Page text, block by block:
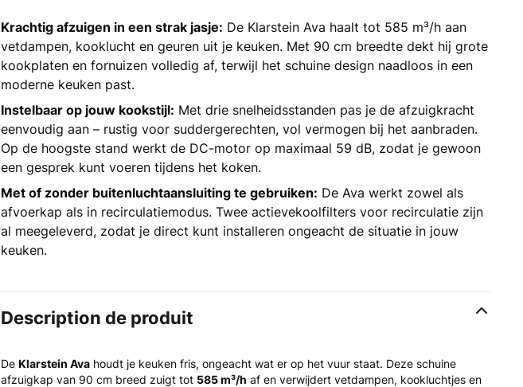
Krachtig afzuigen in een strak jasje: De Klarstein Ava haalt tot 585 m³/h aan
vetdampen, kooklucht en geuren uit je keuken. Met 90 cm breedte dekt hij grote
kookplaten en fornuizen volledig af, terwijl het schuine design naadloos in een
moderne keuken past.
Instelbaar op jouw kookstijl: Met drie snelheidsstanden pas je de afzuigkracht
eenvoudig aan – rustig voor suddergerechten, vol vermogen bij het aanbraden.
Op de hoogste stand werkt de DC-motor op maximaal 59 dB, zodat je gewoon
een gesprek kunt voeren tijdens het koken.
Met of zonder buitenluchtaansluiting te gebruiken: De Ava werkt zowel als
afvoerkap als in recirculatiemodus. Twee actievekoolfilters voor recirculatie zijn
al meegeleverd, zodat je direct kunt installeren ongeacht de situatie in jouw
keuken.
Description de produit
De Klarstein Ava houdt je keuken fris, ongeacht wat er op het vuur staat. Deze schuine
afzuigkap van 90 cm breed zuigt tot 585 m³/h af en verwijdert vetdampen, kookluchtjes en